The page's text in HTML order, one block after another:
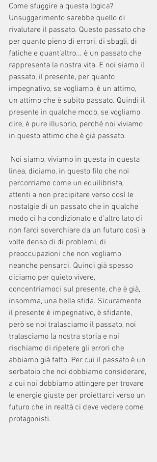
Come sfuggire a questa logica?
Unsuggerimento sarebbe quello di
rivalutare il passato. Questo passato che
per quanto pieno di errori, di sbagli, di
fatiche e quant’altro... è un passato che
rappresenta la nostra vita. E noi siamo il
passato, il presente, per quanto
impegnativo, se vogliamo, è un attimo,
un attimo che è subito passato. Quindi il
presente in qualche modo, se vogliamo
dire, è pure illusorio, perché noi viviamo
in questo attimo che è già passato.
linea, diciamo, in questo filo che noi
percorriamo come un equilibrista,
attenti a non precipitare verso così le
nostalgie di un passato che in qualche
modo ci ha condizionato e d'altro lato di
non farci soverchiare da un futuro così a
volte denso di di problemi, di
preoccupazioni che non vogliamo
neanche pensarci. Quindi già spesso
diciamo per quieto vivere,
concentriamoci sul presente, che è già,
insomma, una bella sfida. Sicuramente
il presente è impegnativo, è sfidante,
però se noi tralasciamo il passato, noi
tralasciamo la nostra storia e noi
rischiamo di ripetere gli errori che
abbiamo già fatto. Per cui il passato è un
serbatoio che noi dobbiamo considerare,
a cui noi dobbiamo attingere per trovare
le energie giuste per proiettarci verso un
futuro che in realtà ci deve vedere come
protagonisti.